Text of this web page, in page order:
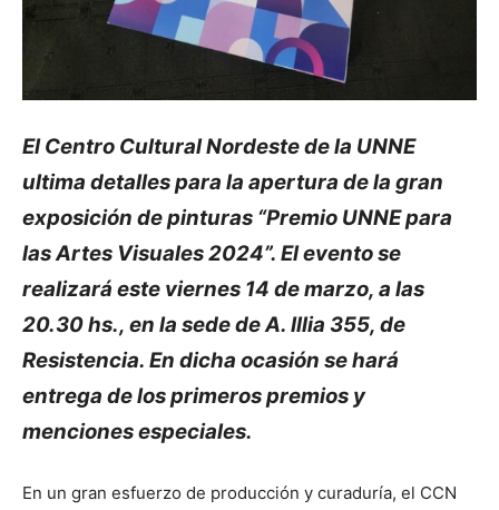
El Centro Cultural Nordeste de la UNNE
ultima detalles para la apertura de la gran
exposición de pinturas “Premio UNNE para
las Artes Visuales 2024”. El evento se
realizará este viernes 14 de marzo, a las
20.30 hs., en la sede de A. Illia 355, de
Resistencia. En dicha ocasión se hará
entrega de los primeros premios y
menciones especiales.
En un gran esfuerzo de producción y curaduría, el CCN